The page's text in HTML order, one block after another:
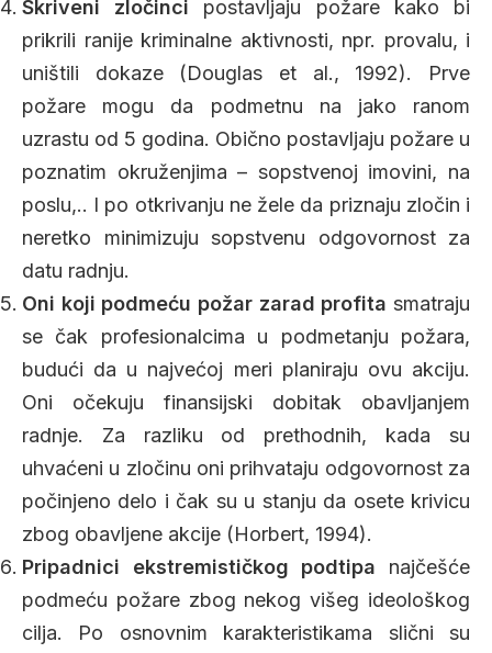
Skriveni zločinci postavljaju požare kako bi
prikrili ranije kriminalne aktivnosti, npr. provalu, i
uništili dokaze (Douglas et al., 1992). Prve
požare mogu da podmetnu na jako ranom
uzrastu od 5 godina. Obično postavljaju požare u
poznatim okruženjima – sopstvenoj imovini, na
poslu,.. I po otkrivanju ne žele da priznaju zločin i
neretko minimizuju sopstvenu odgovornost za
datu radnju.
Oni koji podmeću požar zarad profita smatraju
se čak profesionalcima u podmetanju požara,
budući da u najvećoj meri planiraju ovu akciju.
Oni očekuju finansijski dobitak obavljanjem
radnje. Za razliku od prethodnih, kada su
uhvaćeni u zločinu oni prihvataju odgovornost za
počinjeno delo i čak su u stanju da osete krivicu
zbog obavljene akcije (Horbert, 1994).
Pripadnici ekstremističkog podtipa najčešće
podmeću požare zbog nekog višeg ideološkog
cilja. Po osnovnim karakteristikama slični su